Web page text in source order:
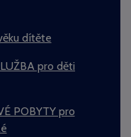
dítěte
pro děti
POBYTY pro